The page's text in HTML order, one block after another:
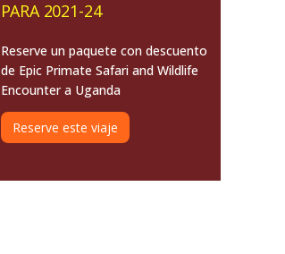
PARA 2021-24
Reserve un paquete con descuento
de Epic Primate Safari and Wildlife
Encounter a Uganda
Reserve este viaje